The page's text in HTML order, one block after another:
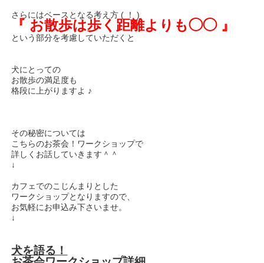
さらにはベースとなる考え方 ( ！ )
『 お散歩は歩く距離よりも◯◯ 』
という部分を考慮していただくと
犬にとっての
お散歩の満足度も
格段に上がりますよ ♪
その秘密については
こちらのお茶会！ワークショップで
詳しくお話していきます＾＾
↓
カフェでのこじんまりとした
ワークショップとなりますので、
お気軽にお申込み下さいませ。
↓
犬を語る！